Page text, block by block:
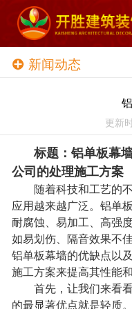
新闻动态
更新
标题：铝单板幕
公司的处理施工方案
随着科技和工艺的
应用越来越广泛。铝单
耐腐蚀、易加工、高强
如易划伤、隔音效果不
铝单板幕墙的优缺点以
施工方案来提高其性能
首先，让我们来看
的最显著优点就是轻质
网站导航
项目展览
案例展示
合作伙伴
招贤纳士
在线留言